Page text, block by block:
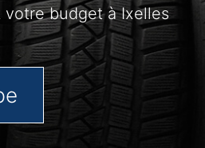
budget à Ixelles